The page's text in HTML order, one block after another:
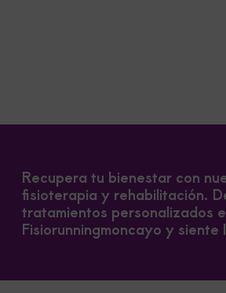
Recupera tu bienestar con
fisioterapia y rehabilitación.
tratamientos personalizados
Fisiorunningmoncayo y siente